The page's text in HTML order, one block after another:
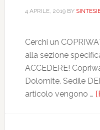
4 APRILE, 2019BY
Cerchi un
alla sezione
ACCEDERE!
Dolomite. Sedile
articolo vengono …